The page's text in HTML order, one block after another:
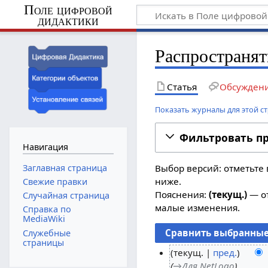
Поле цифровой
дидактики
Статья
Показать журналы для этой
Фильтровать
Выбор версий:
ниже.
Пояснения:(текущ.) —
малые изменения.
текущ. пред.
Навигация
Заглавная страница
Свежие правки
Случайная страница
Справка по
MediaWiki
Служебные
страницы